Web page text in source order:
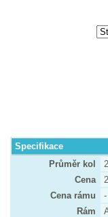
Specifikace
Průměr kol
Cena
Cena rámu
-
Rám